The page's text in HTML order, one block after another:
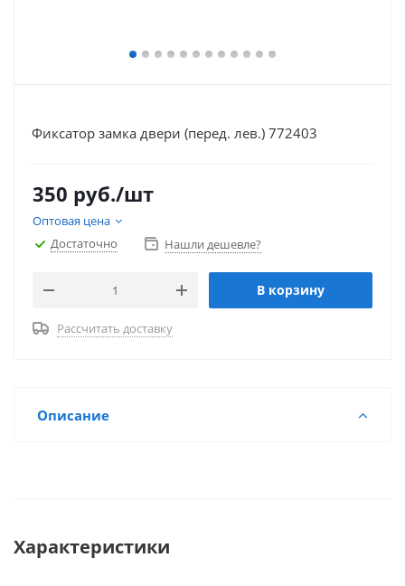
Фиксатор замка двери (перед. лев.) 772403
350 руб./шт
Оптовая цена
Достаточно
Нашли дешевле?
В корзину
Рассчитать доставку
Описание
Характеристики